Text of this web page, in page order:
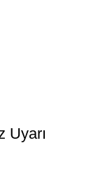
Uyarı